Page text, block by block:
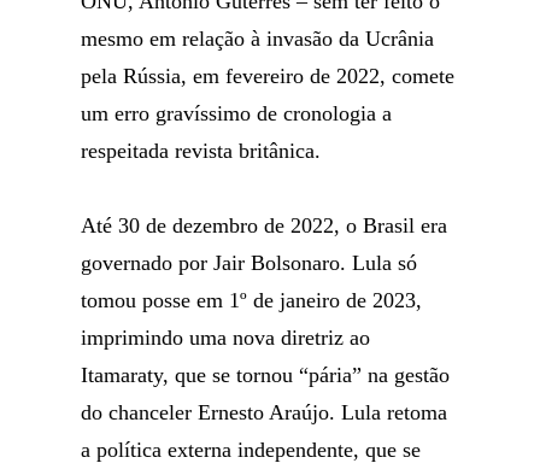
mesmo em relação à invasão da Ucrânia
pela Rússia, em fevereiro de 2022, comete
um erro gravíssimo de cronologia a
respeitada revista britânica.
Até 30 de dezembro de 2022, o Brasil era
governado por Jair Bolsonaro. Lula só
tomou posse em 1º de janeiro de 2023,
imprimindo uma nova diretriz ao
Itamaraty, que se tornou “pária” na gestão
do chanceler Ernesto Araújo. Lula retoma
a política externa independente, que se